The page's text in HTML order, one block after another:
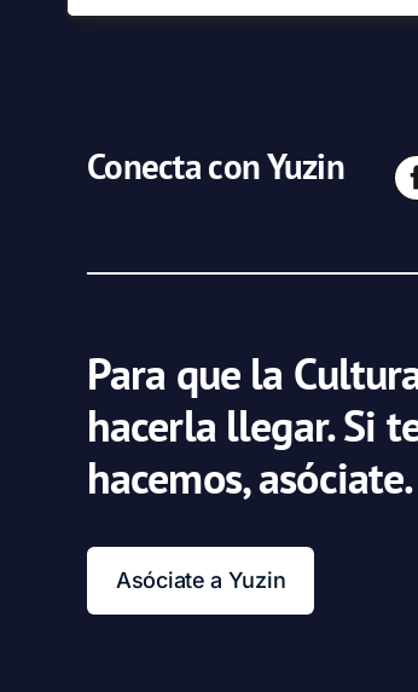
Conecta con Yuzin
Para que la
hacerla llegar. Si
hacemos, asóciate.
Asóciate a Yuzin